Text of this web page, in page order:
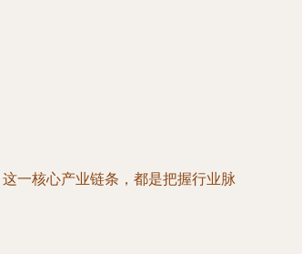
这一核心产业链条，都是把握行业脉